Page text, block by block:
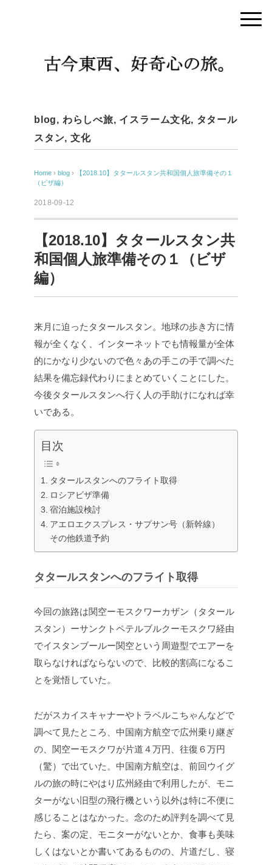
blog, わらしべ旅, イスラーム文化, タタール
スタン,文化
Home › blog ›
【2018.10】タタールスタン共和国個人旅準備その１
（ビザ編）
2018-09-12
【2018.10】タタールスタン共
和国個人旅準備その１（ビザ
編）
来月に迫ったタタールスタン。地球の歩き方に情
報が全くなく、インターネットでも情報量が全体
的にかなり少ないので色々あの手この手で調べた
結果を備忘録代わりにまとめていくことにした。
今後タタールスタンへ行く人の手助けになれば幸
いである。
目次
タタールスタンへのフライト取得
ロシアビザ準備
宿泊施設検討
アエロエクスプレス・サプサン号（新幹線）
その他鉄道予約
タタールスタンへのフライト取得
今回の旅路は関空ーモスクワーカザン（タタール
スタン）ーサンクトペテルブルクーモスクワ経由
でイスタンブールー関空という周遊型でエアーを
取らなければならないので、比較的割高になるこ
とを覚悟していた。
だがスカイスキャナーやトラベルこちゃんなどで
調べて見たところ、中国南方航空で広州乗り継ぎ
の、関空ーモスクワが片道４万円、往復６万円
（驚）で出ていた。中国南方航空は、前回ウイグ
ルの旅の時にやはり広州経由で利用したが、モニ
ターがない旧型の飛行機という以外は特に不便に
感じることはなかった。念のため評判を調べて見
たら、案の定、モニターがないとか、食事も美味
しくはないとか書いてあるものの、片道だし、寝